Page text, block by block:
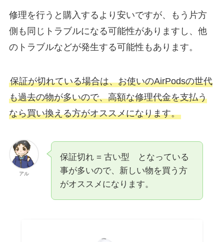
修理を行うと購入するより安いですが、もう片方
側も同じトラブルになる可能性がありますし、他
のトラブルなどが発生する可能性もあります。
保証が切れている場合は、お使いのAirPodsの世代
も過去の物が多いので、高額な修理代金を支払う
なら買い換える方がオススメになります。
アル
保証切れ = 古い型 となっている
事が多いので、新しい物を買う方
がオススメになります。